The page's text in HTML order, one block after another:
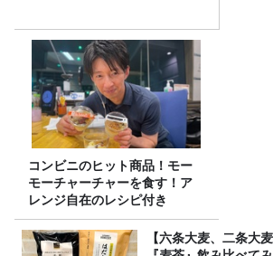
コンビニのヒット商品！モー
モーチャーチャーを食す！ア
レンジ自在のレシピ付き
【六条大麦、二条大